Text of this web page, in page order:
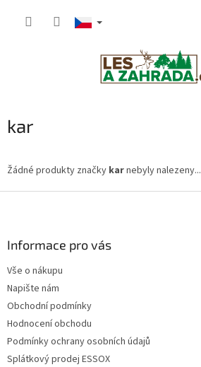
kar
Žádné produkty značky karnebyly nalezeny...
Informace pro vás
Vše o nákupu
Napište nám
Obchodní podmínky
Hodnocení obchodu
Podmínky ochrany osobních údajů
Splátkový prodej ESSOX